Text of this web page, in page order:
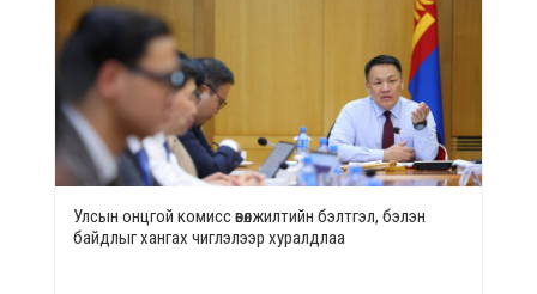
Улсын онцгой комисс өвөлжилтийн бэлтгэл, бэлэн
байдлыг хангах чиглэлээр хуралдлаа